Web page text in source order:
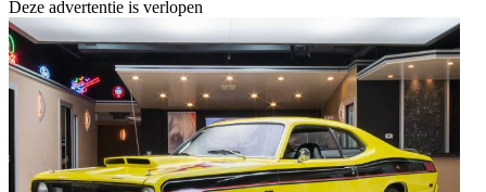
Deze advertentie is verlopen